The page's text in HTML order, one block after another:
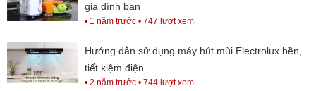
gia đình bạn
• 1 năm trước • 747 lượt xem
Hướng dẫn sử dụng máy hút mùi Electrolux bền,
tiết kiệm điện
• 2 năm trước • 744 lượt xem